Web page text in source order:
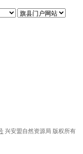
兴安盟自然资源局 版权所有